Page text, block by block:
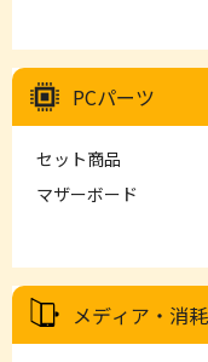
PCパーツ
セット商品
マザーボード
メディア・消